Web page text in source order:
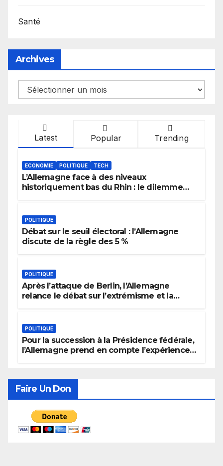
Santé
Archives
Archives
Latest Popular Trending
ECONOMIE POLITIQUE TECH
L’Allemagne face à des niveaux
historiquement bas du Rhin : le dilemme
POLITIQUE
Débat sur le seuil électoral : l’Allemagne
discute de la règle des 5 %
POLITIQUE
Après l’attaque de Berlin, l’Allemagne
relance le débat sur l’extrémisme et la
POLITIQUE
Pour la succession à la Présidence fédérale,
l’Allemagne prend en compte l’expérience
Faire Un Don